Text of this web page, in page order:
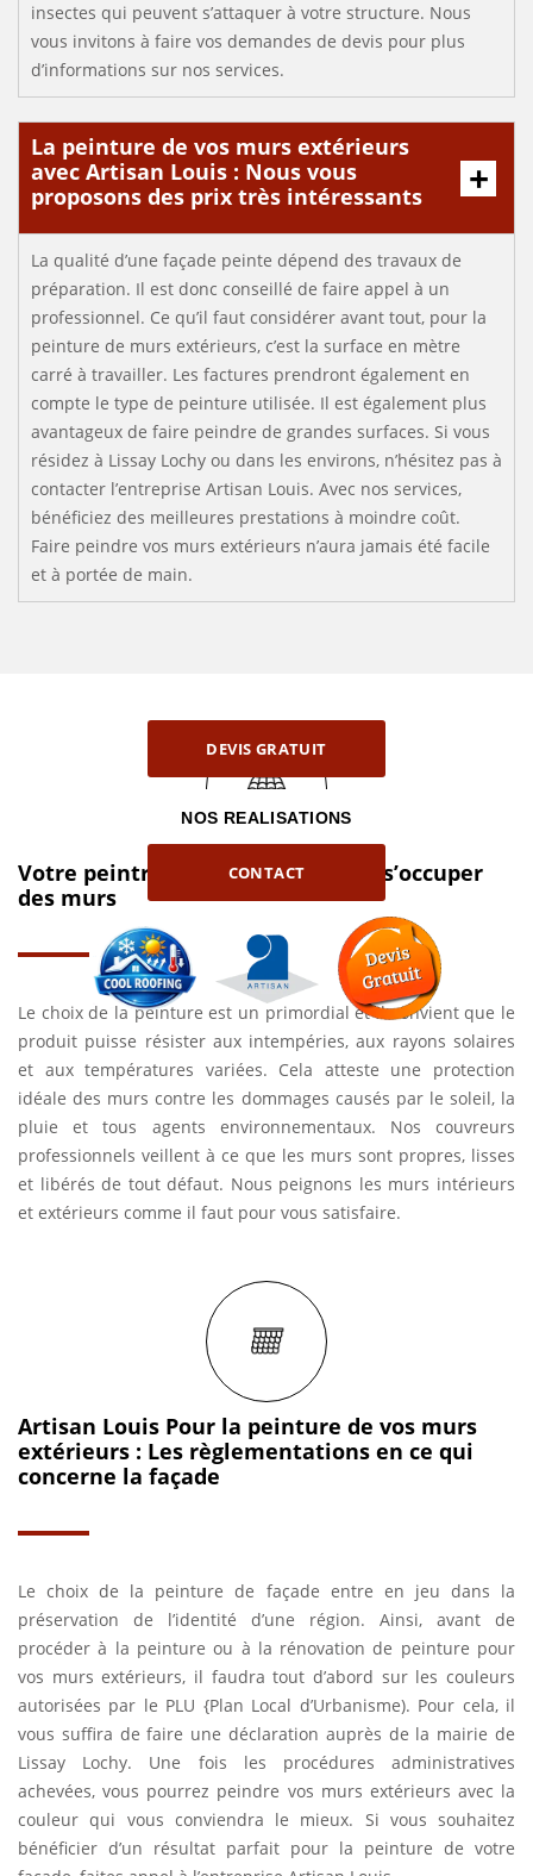
DEVIS GRATUIT
NOS REALISATIONS
CONTACT
insectes qui peuvent s’attaquer à votre structure. Nous
vous invitons à faire vos demandes de devis pour plus
d’informations sur nos services.
La peinture de vos murs extérieurs
avec Artisan Louis : Nous vous
proposons des prix très intéressants
La qualité d’une façade peinte dépend des travaux de
préparation. Il est donc conseillé de faire appel à un
professionnel. Ce qu’il faut considérer avant tout, pour la
peinture de murs extérieurs, c’est la surface en mètre
carré à travailler. Les factures prendront également en
compte le type de peinture utilisée. Il est également plus
avantageux de faire peindre de grandes surfaces. Si vous
résidez à Lissay Lochy ou dans les environs, n’hésitez pas à
contacter l’entreprise Artisan Louis. Avec nos services,
bénéficiez des meilleures prestations à moindre coût.
Faire peindre vos murs extérieurs n’aura jamais été facile
et à portée de main.
Votre peintre à Lissay Lochy pour s’occuper
des murs
Le choix de la peinture est un primordial et il convient que le
produit puisse résister aux intempéries, aux rayons solaires
et aux températures variées. Cela atteste une protection
idéale des murs contre les dommages causés par le soleil, la
pluie et tous agents environnementaux. Nos couvreurs
professionnels veillent à ce que les murs sont propres, lisses
et libérés de tout défaut. Nous peignons les murs intérieurs
et extérieurs comme il faut pour vous satisfaire.
Artisan Louis Pour la peinture de vos murs
extérieurs : Les règlementations en ce qui
concerne la façade
Le choix de la peinture de façade entre en jeu dans la
préservation de l’identité d’une région. Ainsi, avant de
procéder à la peinture ou à la rénovation de peinture pour
vos murs extérieurs, il faudra tout d’abord sur les couleurs
autorisées par le PLU {Plan Local d’Urbanisme). Pour cela, il
vous suffira de faire une déclaration auprès de la mairie de
Lissay Lochy. Une fois les procédures administratives
achevées, vous pourrez peindre vos murs extérieurs avec la
couleur qui vous conviendra le mieux. Si vous souhaitez
bénéficier d’un résultat parfait pour la peinture de votre